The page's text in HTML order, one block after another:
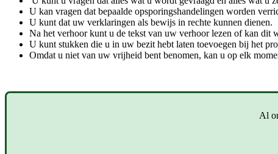
U kan vragen dat bepaalde opsporingshandelingen worden
U kunt dat uw verklaringen als bewijs in rechte kunnen dienen.
Na het verhoor kunt u de tekst van uw verhoor lezen of kan dit
U kunt stukken die u in uw bezit hebt laten toevoegen bij het
Omdat u niet van uw vrijheid bent benomen, kan u op elk
Al